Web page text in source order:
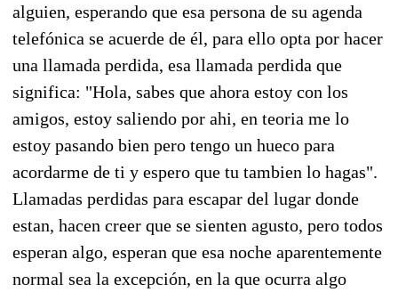
alguien, esperando que esa persona de su agenda
telefónica se acuerde de él, para ello opta por hacer
una llamada perdida, esa llamada perdida que
significa: "Hola, sabes que ahora estoy con los
amigos, estoy saliendo por ahi, en teoria me lo
estoy pasando bien pero tengo un hueco para
acordarme de ti y espero que tu tambien lo hagas".
Llamadas perdidas para escapar del lugar donde
estan, hacen creer que se sienten agusto, pero todos
esperan algo, esperan que esa noche aparentemente
normal sea la excepción, en la que ocurra algo